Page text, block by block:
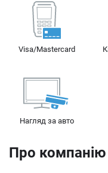
Visa/Mastercard
Нагляд за авто
Про компанію